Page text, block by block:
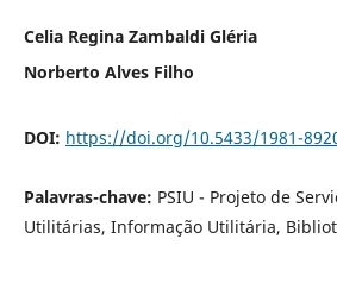
Celia Regina Zambaldi Gléria
Norberto Alves Filho
DOI: https://doi.org/10.5433/1981-
Palavras-chave: PSIU - Projeto de
Utilitárias, Informação Utilitária,